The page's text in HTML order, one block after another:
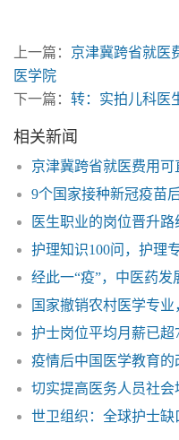
上一篇： 京津冀跨省就
医学院
下一篇： 转：实拍儿科医
相关新闻
护理知识100问，护理